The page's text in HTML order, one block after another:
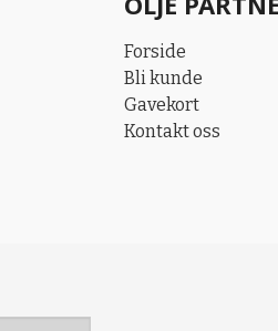
Forside
Bli kunde
Gavekort
Kontakt oss